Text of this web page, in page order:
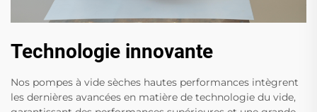
Technologie innovante
Nos pompes à vide sèches hautes performances intègrent
les dernières avancées en matière de technologie du vide,